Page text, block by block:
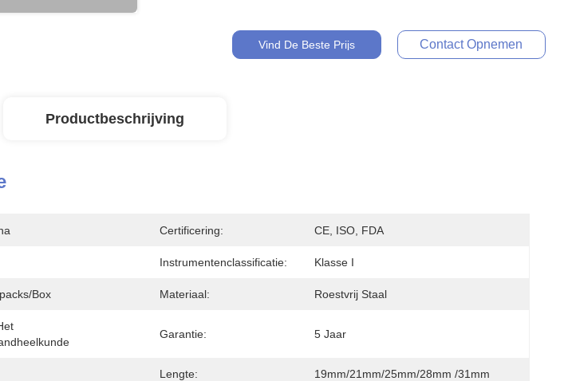
Vind De Beste Prijs Contact Opnemen
Productbeschrijving
Certificering: CE, ISO, FDA
Instrumentenclassificatie: Klasse I
box Materiaal: Roestvrij Staal
Garantie: 5 Jaar
Lengte: 19mm/21mm/25mm/28mm /31mm